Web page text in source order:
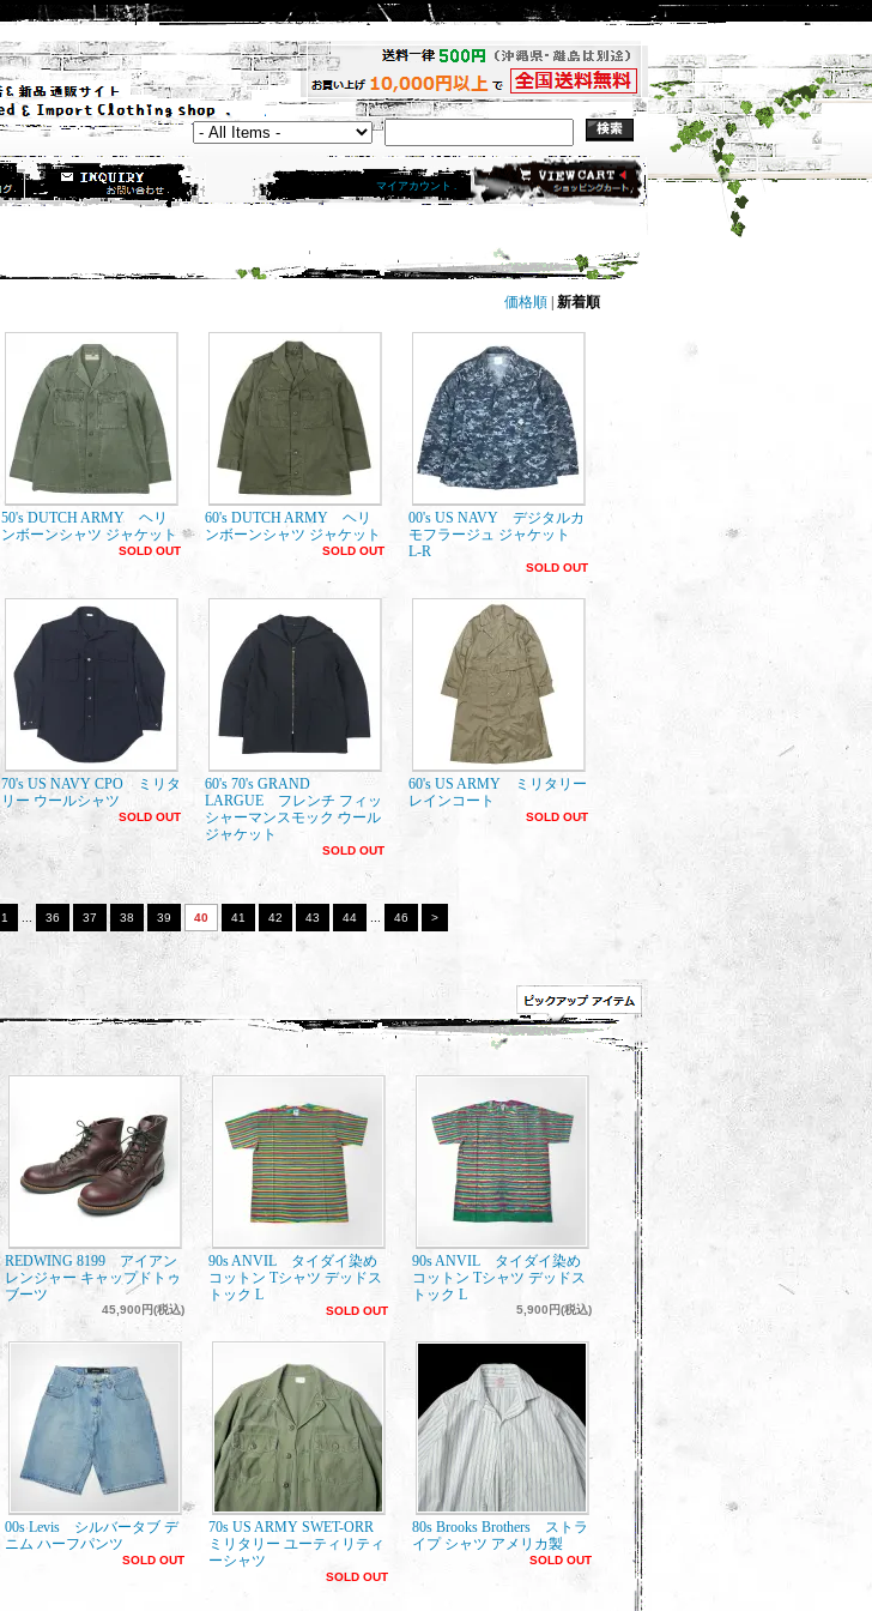
マイアカウント .
価格順 新着順
50's DUTCH ARMY ヘリ
ンボーンシャツ ジャケット
SOLD OUT
60's DUTCH ARMY ヘリ
ンボーンシャツ ジャケット
SOLD OUT
00's US NAVY デジタルカ
モフラージュ ジャケット
L-R
SOLD OUT
70's US NAVY CPO ミリタ
リー ウールシャツ
SOLD OUT
60's 70's GRAND
LARGUE フレンチ フィッ
シャーマンスモック ウール
ジャケット
SOLD OUT
60's US ARMY ミリタリー
レインコート
SOLD OUT
1 36 37 38 39 40 41 42 43 44 46 >
REDWING 8199 アイアン
レンジャー キャップドトゥ
ブーツ
45,900円(税込)
90s ANVIL タイダイ染め
コットン Tシャツ デッドス
トック L
SOLD OUT
90s ANVIL タイダイ染め
コットン Tシャツ デッドス
トック L
5,900円(税込)
00s Levis シルバータブ デ
ニム ハーフパンツ
SOLD OUT
70s US ARMY SWET-ORR
ミリタリー ユーティリティ
ーシャツ
SOLD OUT
80s Brooks Brothers ストラ
イプ シャツ アメリカ製
SOLD OUT